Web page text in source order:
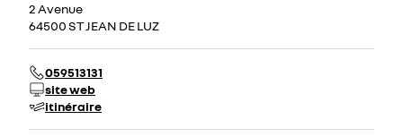
2 Avenue
64500 ST JEAN DE LUZ
059513131
site web
itinéraire